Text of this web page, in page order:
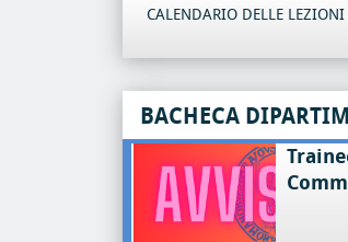
CALENDARIO DELLE LEZIONI
BACHECA